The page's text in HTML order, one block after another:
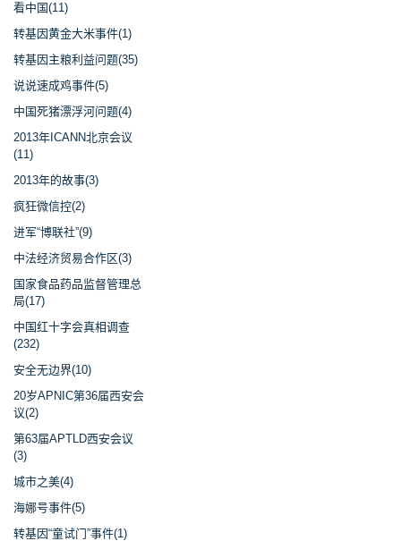
看中国(11)
转基因黄金大米事件(1)
转基因主粮利益问题(35)
说说速成鸡事件(5)
中国死猪漂浮河问题(4)
2013年ICANN北京会议
(11)
2013年的故事(3)
疯狂微信控(2)
进军“博联社”(9)
中法经济贸易合作区(3)
国家食品药品监督管理总
局(17)
中国红十字会真相调查
(232)
安全无边界(10)
20岁APNIC第36届西安会
议(2)
第63届APTLD西安会议
(3)
城市之美(4)
海娜号事件(5)
转基因“童试门”事件(1)